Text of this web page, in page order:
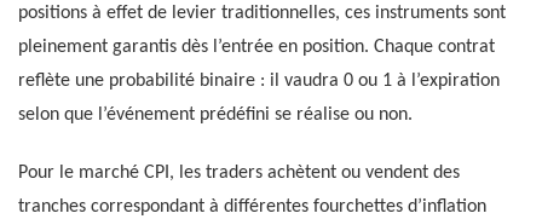
positions à effet de levier traditionnelles, ces instruments sont
pleinement garantis dès l’entrée en position. Chaque contrat
reflète une probabilité binaire : il vaudra 0 ou 1 à l’expiration
selon que l’événement prédéfini se réalise ou non.
Pour le marché CPI, les traders achètent ou vendent des
tranches correspondant à différentes fourchettes d’inflation